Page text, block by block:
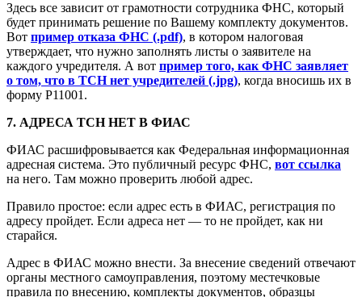
Здесь все зависит от грамотности сотрудника ФНС, который
будет принимать решение по Вашему комплекту документов.
Вот пример отказа ФНС (.pdf), в котором налоговая
утверждает, что нужно заполнять листы о заявителе на
каждого учредителя. А вот пример того, как ФНС заявляет
о том, что в ТСН нет учредителей (.jpg), когда вносишь их в
форму Р11001.
7. АДРЕСА ТСН НЕТ В ФИАС
ФИАС расшифровывается как Федеральная информационная
адресная система. Это публичный ресурс ФНС, вот ссылка
на него. Там можно проверить любой адрес.
Правило простое: если адрес есть в ФИАС, регистрация по
адресу пройдет. Если адреса нет — то не пройдет, как ни
старайся.
Адрес в ФИАС можно внести. За внесение сведений отвечают
органы местного самоуправления, поэтому местечковые
правила по внесению, комплекты документов, образцы